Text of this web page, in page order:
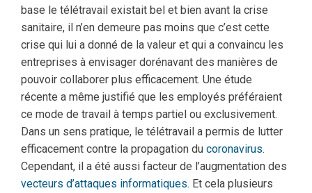
base le télétravail existait bel et bien avant la crise
sanitaire, il n’en demeure pas moins que c’est cette
crise qui lui a donné de la valeur et qui a convaincu les
entreprises à envisager dorénavant des manières de
pouvoir collaborer plus efficacement. Une étude
récente a même justifié que les employés préféraient
ce mode de travail à temps partiel ou exclusivement.
Dans un sens pratique, le télétravail a permis de lutter
efficacement contre la propagation du coronavirus.
Cependant, il a été aussi facteur de l’augmentation des
vecteurs d’attaques informatiques. Et cela plusieurs